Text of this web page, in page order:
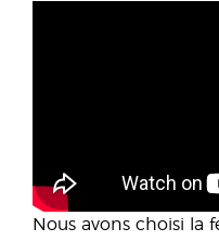
Nous avons choisi la